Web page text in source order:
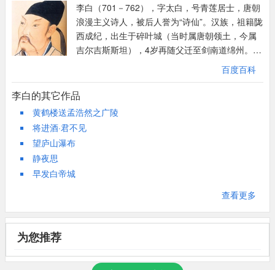
转入心境薛逢《长安夜雨》云：“压树早鸦飞不散，到窗寒鼓湿无
声。”与此类似钱起裴迪南门秋夜对月》云：“影闭重门静，寒生独
树秋。鹊惊随叶散，萤远入烟流。”则是由近至远了。
“对此空长吟，思君意何深！”情因月起，意由情发。诗意满怀，故
为“长吟”。然有佳作岂可无人欣赏、倾听？故思知音之意甚深。
《长相思》云：“此曲有意无人传，愿随春风寄燕然，忆君迢迢隔
青天。”《送纪秀才游越》云：“绿萝秋月夜，相忆在鸣琴。”对月思
人，自然之事李白行吟天下，知交亦满天下，处处相知却也是处处
别离，思念于是则多。
“无因见安道，兴尽愁人心。”怀君而终不得见君，意兴阑珊，愁苦
渐来。《月夜江行寄崔员外宗之》云：“怀君不可见，望远增离
忧。马戴《楚江怀古》云：“云中君不见，竟夕自悲秋。柳永《蝶
恋花》云：“对酒当歌，强乐还无味。”这两句用王子猷雪中访戴安
李白（701－762），字太白，号青莲居士，唐朝
浪漫主义诗人，被后人誉为“诗仙”。汉族，祖籍陇
西成纪，出生于碎叶城（当时属唐朝领土，今属
吉尔吉斯斯坦），4岁再随父迁至剑南道绵州。李
白存世诗文千余篇，有《李太白集》传世。762年
病逝，享年61岁。其墓在今安徽当涂，四川江
油、湖北安陆有纪念馆。李白生活在盛唐时期，
二十五岁时只身出蜀，开始了广泛漫游生活，南
到洞庭湘江，东至吴、越，寓居在安陆、应山。
直到天宝元年（742），因道士吴筠的推荐，李白
反映了时代的繁荣景象，也揭露了统治阶级的荒
求自由和理想的积极精神。
百度百科
李白的其它作品
黄鹤楼送孟浩然之广陵
将进酒·君不见
望庐山瀑布
静夜思
早发白帝城
查看更多
为您推荐